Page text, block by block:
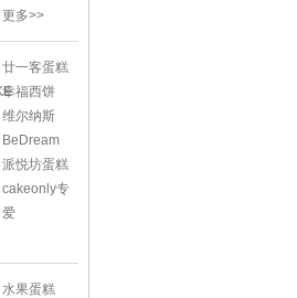
更多>>
廿一客蛋糕
幸福西饼
维尔纳斯
BeDream
派悦坊蛋糕
cakeonly专
爱
水果蛋糕